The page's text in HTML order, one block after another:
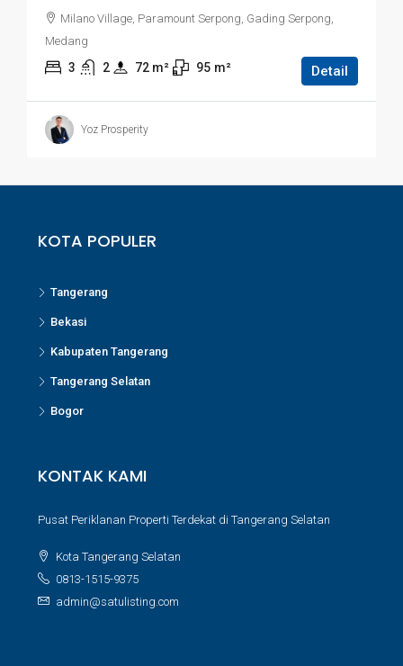
Milano Village, Paramount Serpong, Gading Serpong,
Medang
3 2 72 m² 95 m² Detail
Yoz Prosperity
KOTA POPULER
Tangerang
Bekasi
Kabupaten Tangerang
Tangerang Selatan
Bogor
KONTAK KAMI
Pusat Periklanan Properti Terdekat di Tangerang Selatan
Kota Tangerang Selatan
0813-1515-9375
admin@satulisting.com